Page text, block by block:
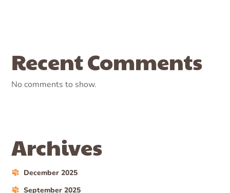
Recent Comments
No comments to show.
Archives
December 2025
September 2025